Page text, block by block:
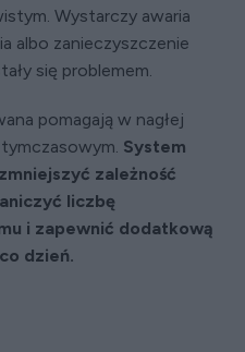
Wystarczy awaria
albo zanieczyszczenie
się problemem.
pomagają w nagłej
System
zależność
liczbę
i zapewnić dodatkową
dzień.